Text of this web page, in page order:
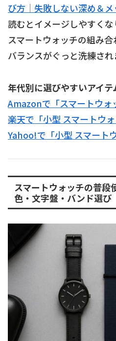
び方｜失敗しない深め＆
読むとイメージしやすく
スマートウォッチの組み
バランスがぐっと洗練され
年代別に選びやすいアイテ
Amazonで「スマートウ
楽天で「小型 スマートウ
Yahoo!で「小型 スマート
スマートウォッチの普段
色・文字盤・バンド選び